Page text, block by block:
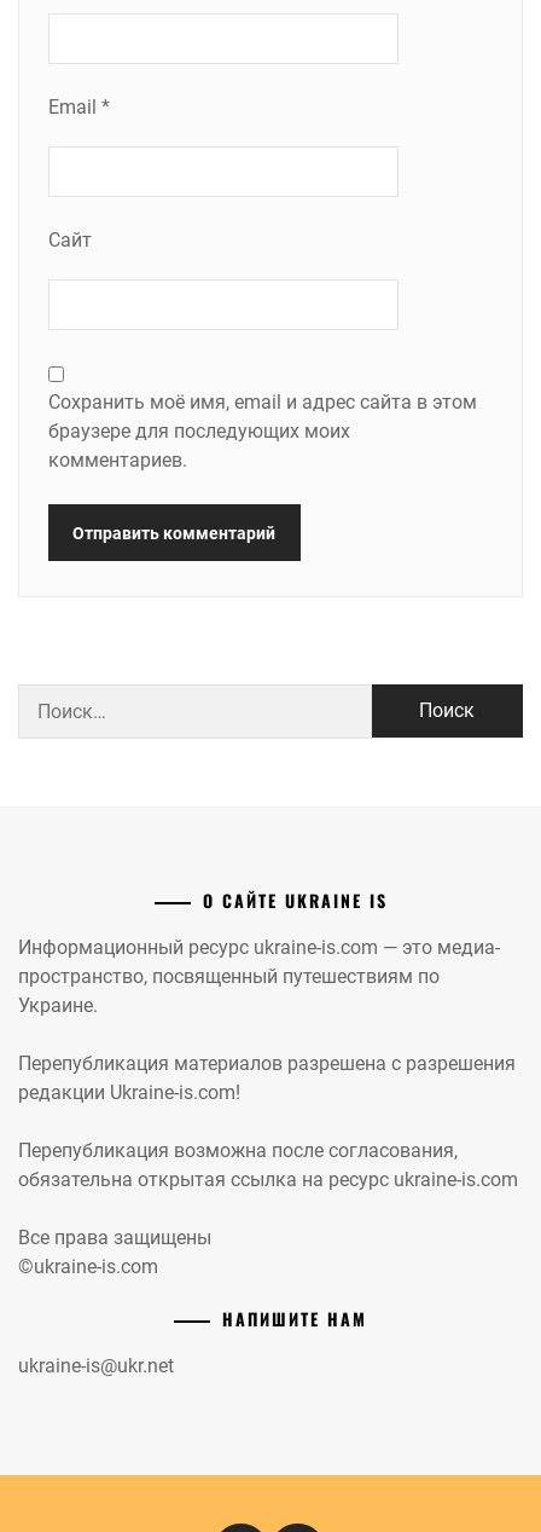
Email *
Сайт
Сохранить моё имя, email и адрес сайта в этом
браузере для последующих моих
комментариев.
О САЙТЕ UKRAINE IS
Информационный ресурс ukraine-is.com — это медиа-
пространство, посвященный путешествиям по
Украине.
Перепубликация материалов разрешена с разрешения
редакции Ukraine-is.com!
Перепубликация возможна после согласования,
обязательна открытая ссылка на ресурс ukraine-is.com
Все права защищены
©ukraine-is.com
НАПИШИТЕ НАМ
ukraine-is@ukr.net